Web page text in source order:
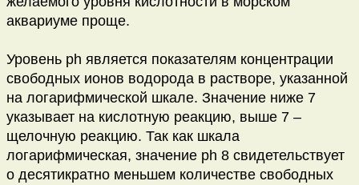
аквариуме проще.
Уровень ph является показателям концентрации
свободных ионов водорода в растворе, указанной
на логарифмической шкале. Значение ниже 7
указывает на кислотную реакцию, выше 7 –
щелочную реакцию. Так как шкала
логарифмическая, значение ph 8 свидетельствует
о десятикратно меньшем количестве свободных